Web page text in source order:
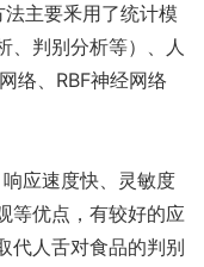
主要釆用了统计模
、判别分析等）、人
络、RBF神经网络
应速度快、灵敏度
等优点，有较好的应
代人舌对食品的判别